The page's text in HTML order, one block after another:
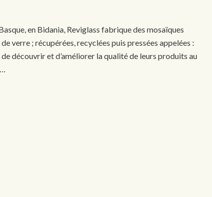
en Bidania, Reviglass fabrique des mosaïques
verre ; récupérées, recyclées puis pressées appelées :
découvrir et d’améliorer la qualité de leurs produits au